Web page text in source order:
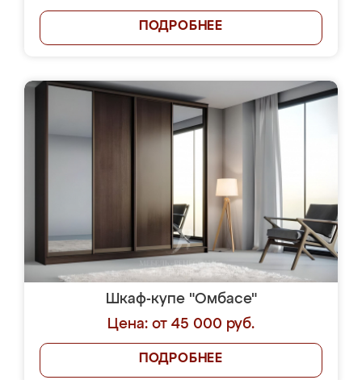
ПОДРОБНЕЕ
Шкаф-купе "Омбасе"
Цена: от 45 000 руб.
ПОДРОБНЕЕ